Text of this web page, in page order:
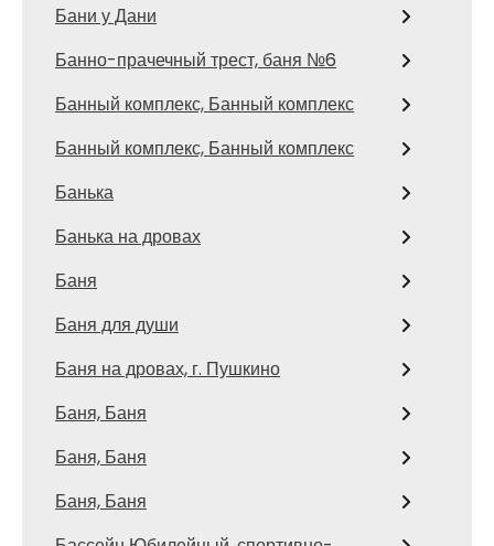
Бани у Дани
Банно-прачечный трест, баня №6
Банный комплекс, Банный комплекс
Банный комплекс, Банный комплекс
Банька
Банька на дровах
Баня
Баня для души
Баня на дровах, г. Пушкино
Баня, Баня
Баня, Баня
Баня, Баня